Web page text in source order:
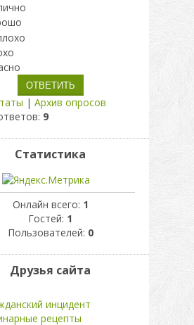
| Архив опросов
9
Статистика
Онлайн всего: 1
Гостей: 1
Пользователей: 0
Друзья сайта
инцидент
рецепты